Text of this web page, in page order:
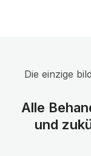
Die einzige
Alle
und